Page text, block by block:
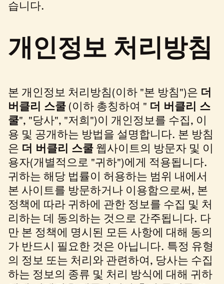
습니다.
개인정보 처리방침
본 개인정보 처리방침(이하 "본 방침")은 더
버클리 스쿨(이하 총칭하여 " 더 버클리 스
쿨", "당사", "저희")이 개인정보를 수집, 이
용 및 공개하는 방법을 설명합니다. 본 방침
은 더 버클리 스쿨웹사이트의 방문자 및 이
용자(개별적으로 "귀하")에게 적용됩니다.
귀하는 해당 법률이 허용하는 범위 내에서
본 사이트를 방문하거나 이용함으로써, 본
정책에 따라 귀하에 관한 정보를 수집 및 처
리하는 데 동의하는 것으로 간주됩니다. 다
만 본 정책에 명시된 모든 사항에 대해 동의
가 반드시 필요한 것은 아닙니다. 특정 유형
의 정보 또는 처리와 관련하여, 당사는 수집
하는 정보의 종류 및 처리 방식에 대해 귀하